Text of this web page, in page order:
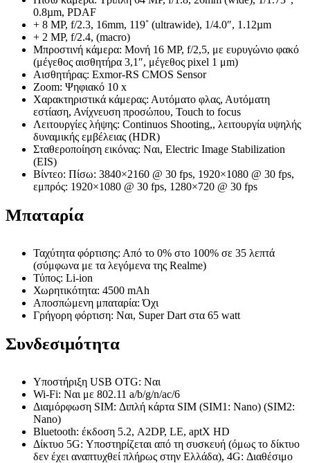
0.8µm, PDAF
+ 8 MP, f/2.3, 16mm, 119˚ (ultrawide), 1/4.0″, 1.12µm
+ 2 MP, f/2.4, (macro)
Μπροστινή κάμερα: Μονή 16 MP, f/2,5, με ευρυγώνιο φακό
(μέγεθος αισθητήρα 3,1″, μέγεθος pixel 1 μm)
Αισθητήρας: Exmor-RS CMOS Sensor
Zoom: Ψηφιακό 10 x
Χαρακτηριστικά κάμερας: Αυτόματο φλας, Αυτόματη
εστίαση, Ανίχνευση προσώπου, Touch to focus
Λειτουργίες λήψης: Continuos Shooting,, λειτουργία υψηλής
δυναμικής εμβέλειας (HDR)
Σταθεροποίηση εικόνας: Ναι, Electric Image Stabilization
(EIS)
Βίντεο: Πίσω: 3840×2160 @ 30 fps, 1920×1080 @ 30 fps,
εμπρός: 1920×1080 @ 30 fps, 1280×720 @ 30 fps
Μπαταρία
Ταχύτητα φόρτισης: Από το 0% στο 100% σε 35 λεπτά
(σύμφωνα με τα λεγόμενα της Realme)
Τύπος: Li-ion
Χωρητικότητα: 4500 mAh
Αποσπώμενη μπαταρία: Όχι
Γρήγορη φόρτιση: Ναι, Super Dart στα 65 watt
Συνδεσιμότητα
Υποστήριξη USB OTG: Ναι
Wi-Fi: Ναι με 802.11 a/b/g/n/ac/6
Διαμόρφωση SIM: Διπλή κάρτα SIM (SIM1: Nano) (SIM2:
Nano)
Bluetooth: έκδοση 5.2, A2DP, LE, aptX HD
Δίκτυο 5G: Υποστηρίζεται από τη συσκευή (όμως το δίκτυο
δεν έχει αναπτυχθεί πλήρως στην Ελλάδα), 4G: Διαθέσιμο